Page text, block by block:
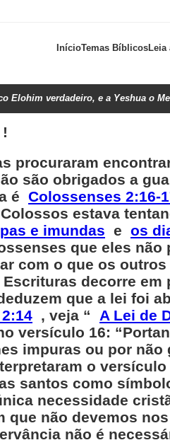
InícioTemas BíblicosLeia
Elohim verdadeiro, e a Yeshua o
procuraram
são obrigados a
é Colossenses 2:16-
estava
e imundas e os
que eles
com o que os
decorre
que a lei foi
, veja “ A Lei de
versículo 16:
impuras ou por
o
santos como
necessidade
que não devemos
não é